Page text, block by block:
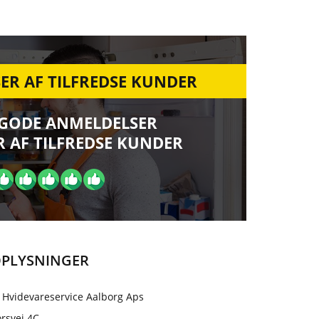
AF TILFREDSE KUNDER
ANMELDELSER
AF TILFREDSE KUNDER
Hvidevareservice Aalborg Aps